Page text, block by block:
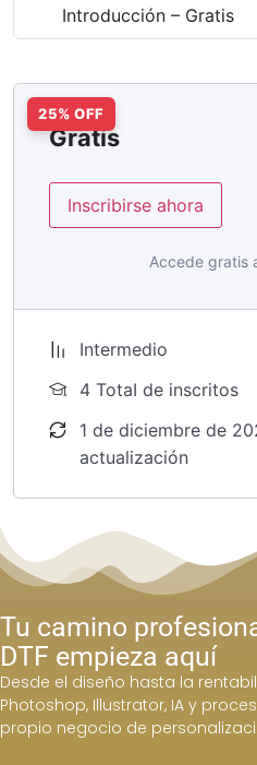
Introducción – Gratis
Gratis
Inscribirse ahora
Accede gratis
Intermedio
4 TotaI de inscritos
1 de diciembre de
actualización
Tu camino
DTF empieza aquí
Desde el diseño hasta la
Photoshop, Illustrator, IA y
propio negocio de